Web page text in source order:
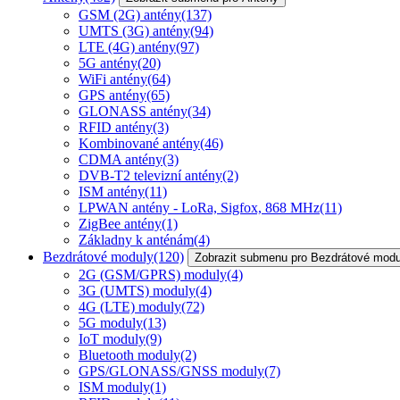
GSM (2G) antény(137)
UMTS (3G) antény(94)
LTE (4G) antény(97)
5G antény(20)
WiFi antény(64)
GPS antény(65)
GLONASS antény(34)
RFID antény(3)
Kombinované antény(46)
CDMA antény(3)
DVB-T2 televizní antény(2)
ISM antény(11)
LPWAN antény - LoRa, Sigfox, 868 MHz(11)
ZigBee antény(1)
Základny k anténám(4)
Bezdrátové moduly(120) Zobrazit submenu pro Bezdrátové
2G (GSM/GPRS) moduly(4)
3G (UMTS) moduly(4)
4G (LTE) moduly(72)
5G moduly(13)
IoT moduly(9)
Bluetooth moduly(2)
GPS/GLONASS/GNSS moduly(7)
ISM moduly(1)